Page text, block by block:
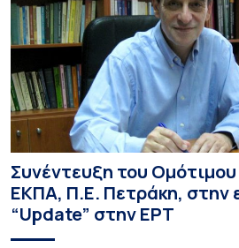
Συνέντευξη του
ΕΚΠΑ, Π.Ε. Πετράκη, στην
“Update” στην ΕΡΤ